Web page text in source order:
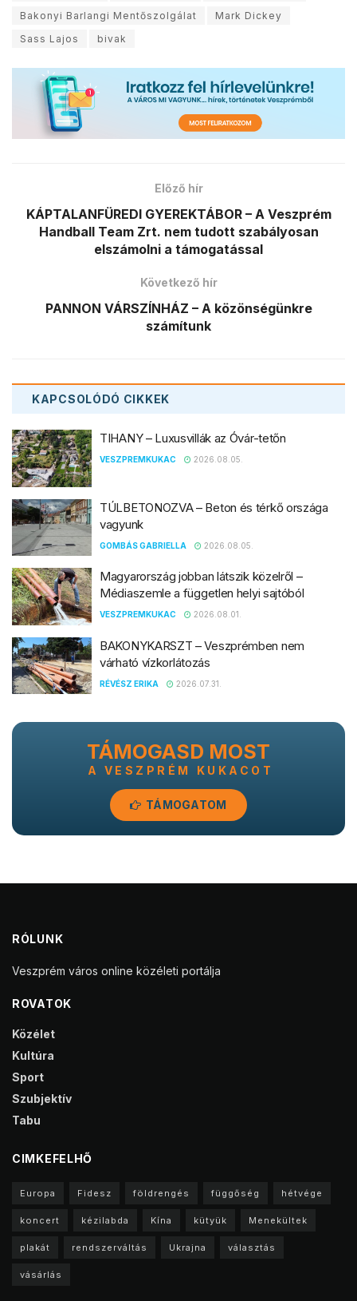
Bakonyi Barlangi Mentőszolgálat
Mark Dickey
Sass Lajos
bivak
Előző hír
KÁPTALANFÜREDI GYEREKTÁBOR – A Veszprém
Handball Team Zrt. nem tudott szabályosan
elszámolni a támogatással
Következő hír
PANNON VÁRSZÍNHÁZ – A közönségünkre
számítunk
KAPCSOLÓDÓ CIKKEK
TIHANY – Luxusvillák az Óvár-tetőn
VESZPREMKUKAC 2026.08.05.
TÚLBETONOZVA – Beton és térkő országa
vagyunk
GOMBÁS GABRIELLA 2026.08.05.
Magyarország jobban látszik közelről –
Médiaszemle a független helyi sajtóból
VESZPREMKUKAC 2026.08.01.
BAKONYKARSZT – Veszprémben nem
várható vízkorlátozás
RÉVÉSZ ERIKA 2026.07.31.
TÁMOGASD MOST
A VESZPRÉM KUKACOT
TÁMOGATOM
RÓLUNK
Veszprém város online közéleti portálja
ROVATOK
Közélet
Kultúra
Sport
Szubjektív
Tabu
CIMKEFELHŐ
Europa Fidesz földrengés függőség hétvége
koncert kézilabda Kína kütyük Menekültek
plakát rendszerváltás Ukrajna választás
vásárlás